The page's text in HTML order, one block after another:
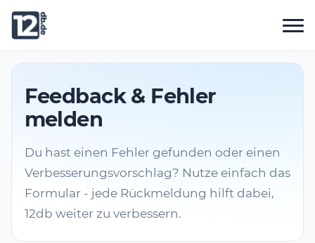
Feedback & Fehler
melden
Du hast einen Fehler gefunden oder einen
Verbesserungsvorschlag? Nutze einfach das
Formular - jede Rückmeldung hilft dabei,
12db weiter zu verbessern.